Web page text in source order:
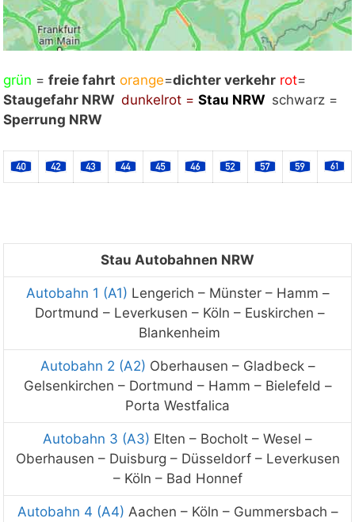
Mit Klick auf „Staukarte laden“ werden externe
Inhalte von Google nachgeladen. Mit dem Klick
auf "Staukarte laden" akzeptieren Sie unsere
ansehen
grün = freie fahrt orange=dichter verkehr rot=
Staugefahr NRW dunkelrot = Stau NRW schwarz =
Sperrung NRW
Stau Autobahnen NRW
Autobahn 1 (A1) Lengerich – Münster– Hamm –
Dortmund – Leverkusen – Köln – Euskirchen –
Blankenheim
Autobahn 2 (A2) Oberhausen – Gladbeck –
Gelsenkirchen – Dortmund – Hamm – Bielefeld –
Porta Westfalica
Autobahn 3 (A3) Elten – Bocholt – Wesel –
Oberhausen – Duisburg – Düsseldorf – Leverkusen
– Köln – Bad Honnef
Autobahn 4 (A4) Aachen – Köln – Gummersbach –